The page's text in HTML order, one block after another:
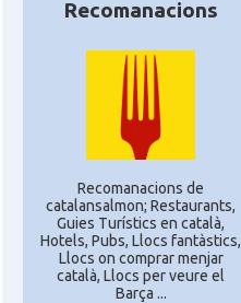
Recomanacions
Recomanacions de
catalansalmon; Restaurants,
Guies Turístics en català,
Hotels, Pubs, Llocs fantàstics,
Llocs on comprar menjar
català, Llocs per veure el
Barça ...